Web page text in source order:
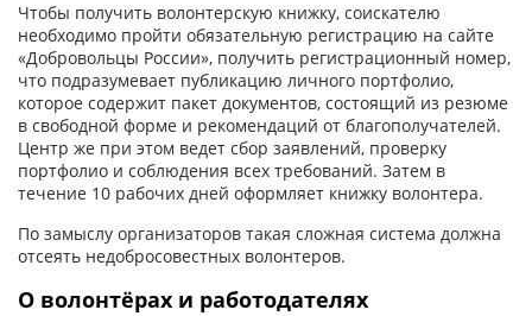
Чтобы получить волонтерскую книжку, соискателю
необходимо пройти обязательную регистрацию на сайте
«Добровольцы России», получить регистрационный номер,
что подразумевает публикацию личного портфолио,
которое содержит пакет документов, состоящий из резюме
в свободной форме и рекомендаций от благополучателей.
Центр же при этом ведет сбор заявлений, проверку
портфолио и соблюдения всех требований. Затем в
течение 10 рабочих дней оформляет книжку волонтера.
По замыслу организаторов такая сложная система должна
отсеять недобросовестных волонтеров.
О волонтёрах и работодателях